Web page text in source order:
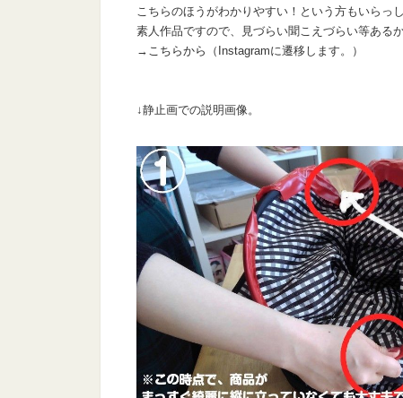
こちらのほうがわかりやすい！という方もいらっ
素人作品ですので、見づらい聞こえづらい等ある
→ こちらから （Instagramに遷移します。）
↓静止画での説明画像。